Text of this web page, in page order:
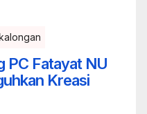
PC Fatayat NU
Kreasi